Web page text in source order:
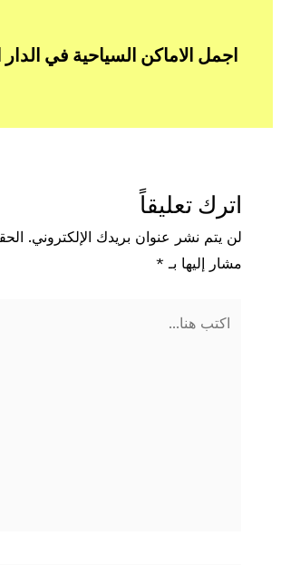
اجمل الاماكن السياحية في الدار
اترك تعليقاً
لن يتم نشر عنوان بريدك الإلكتروني.
مشار إليها بـ *